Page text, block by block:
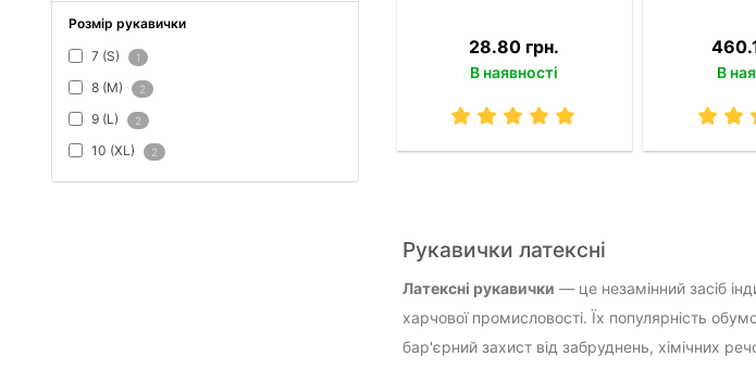
Розмір рукавички
7 (S) 1
8 (M) 2
9 (L) 2
10 (XL) 2
28.80 грн.
В наявності В
Рукавички латексні
Латексні рукавички — це незамінний засіб
харчової промисловості. Їх популярність
бар'єрний захист від забруднень, хімічних